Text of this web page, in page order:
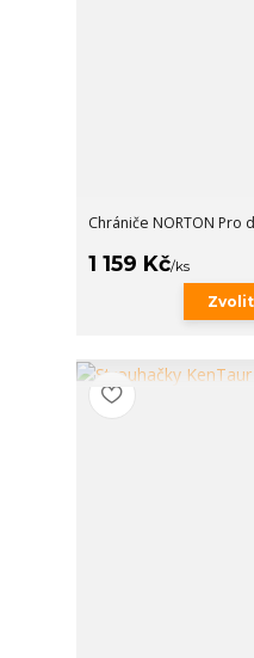
Chrániče NORTON Pro
1 159 Kč/ks